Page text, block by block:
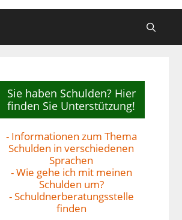
Sie haben Schulden? Hier
finden Sie Unterstützung!
- Informationen zum Thema
Schulden in verschiedenen
Sprachen
- Wie gehe ich mit meinen
Schulden um?
- Schuldnerberatungsstelle
finden